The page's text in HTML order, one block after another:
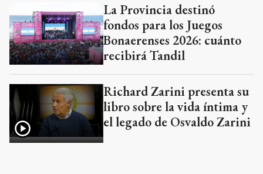
La Provincia destinó
fondos para los Juegos
Bonaerenses 2026: cuánto
recibirá Tandil
Richard Zarini presenta su
libro sobre la vida íntima y
el legado de Osvaldo Zarini